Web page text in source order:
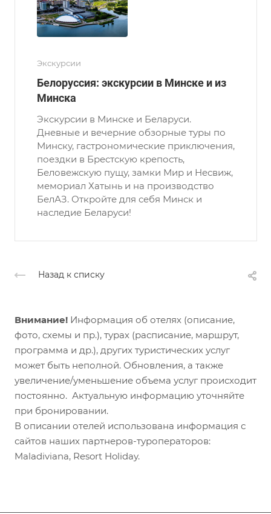
Экскурсии
Белоруссия: экскурсии в Минске и из
Минска
Экскурсии в Минске и Беларуси.
Дневные и вечерние обзорные туры по
Минску, гастрономические приключения,
поездки в Брестскую крепость,
Беловежскую пущу, замки Мир и Несвиж,
мемориал Хатынь и на производство
БелАЗ. Откройте для себя Минск и
наследие Беларуси!
Назад к списку
Внимание! Информация об отелях (описание,
фото, схемы и пр.), турах (расписание, маршрут,
программа и др.), других туристических услуг
может быть неполной. Обновления, а также
увеличение/уменьшение объема услуг происходит
постоянно. Актуальную информацию уточняйте
при бронировании.
В описании отелей использована информация с
сайтов наших партнеров-туроператоров:
Maladiviana, Resort Holiday.